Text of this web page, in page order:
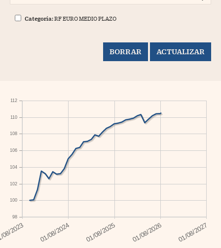
Categoría:RF EURO MEDIO PLAZO
98
100
102
104
106
108
110
112